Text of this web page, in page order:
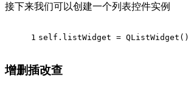
接下来我们可以创建一个列表控件实例
1 self.listWidget = QListWidget()
增删插改查